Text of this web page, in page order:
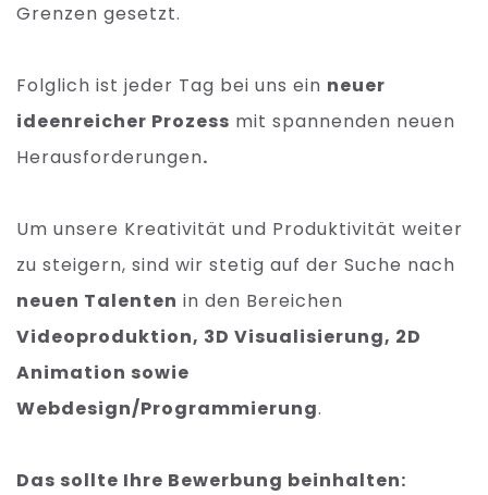
Grenzen gesetzt.
Folglich ist jeder Tag bei uns ein neuer
ideenreicher Prozess mit spannenden neuen
Herausforderungen.
Um unsere Kreativität und Produktivität weiter
zu steigern, sind wir stetig auf der Suche nach
neuen Talenten in den Bereichen
Videoproduktion, 3D Visualisierung, 2D
Animation sowie
Webdesign/Programmierung.
Das sollte Ihre Bewerbung beinhalten: